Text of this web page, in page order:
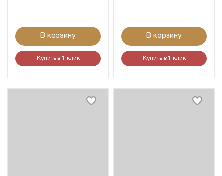
В корзину
Купить в 1 клик
В корзину
Купить в 1 клик